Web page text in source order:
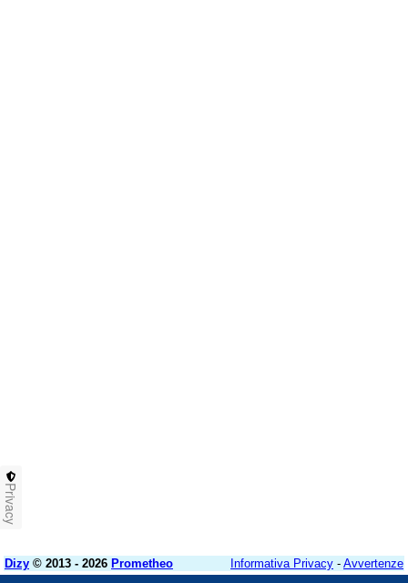
Dizy © 2013 - 2026 Prometheo Informativa Privacy - Avvertenze
Privacy